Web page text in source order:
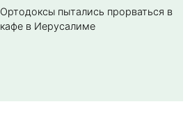
Ортодоксы пытались прорваться в
кафе в Иерусалиме